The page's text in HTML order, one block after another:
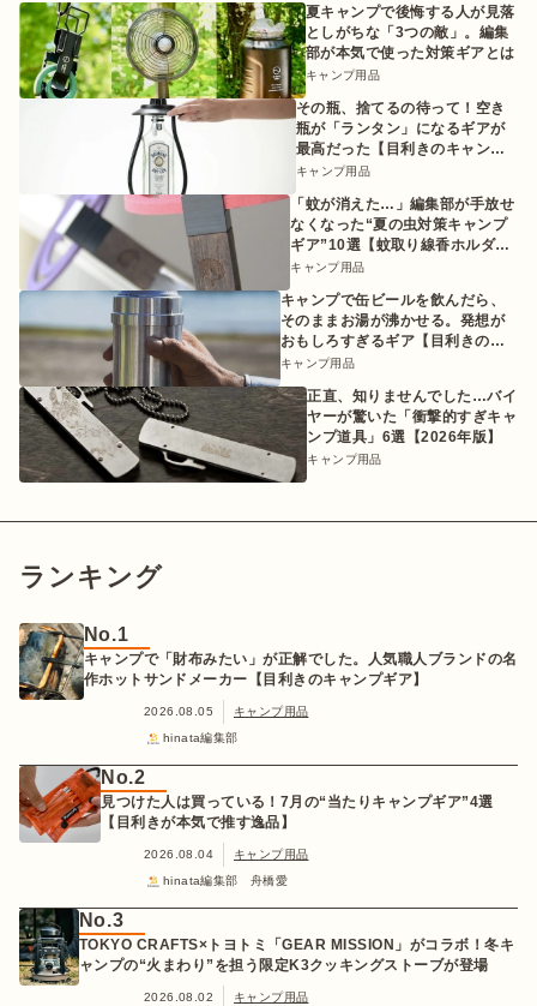
夏キャンプで後悔する人が見落
としがちな「3つの敵」。編集
部が本気で使った対策ギアとは
キャンプ用品
その瓶、捨てるの待って！空き
瓶が「ランタン」になるギアが
最高だった【目利きのキャンプ
ギア】
キャンプ用品
「蚊が消えた…」編集部が手放せ
なくなった“夏の虫対策キャンプ
ギア”10選【蚊取り線香ホルダー
etc.】
キャンプ用品
キャンプで缶ビールを飲んだら、
そのままお湯が沸かせる。発想が
おもしろすぎるギア【目利きのキ
ャンプギア】
キャンプ用品
正直、知りませんでした…バイ
ヤーが驚いた「衝撃的すぎキャ
ンプ道具」6選【2026年版】
キャンプ用品
ランキング
No.1
キャンプで「財布みたい」が正解でした。人気職人ブランドの名
作ホットサンドメーカー【目利きのキャンプギア】
2026.08.05
キャンプ用品
hinata編集部
No.2
見つけた人は買っている！7月の“当たりキャンプギア”4選
【目利きが本気で推す逸品】
2026.08.04
キャンプ用品
hinata編集部 舟橋愛
No.3
TOKYO CRAFTS×トヨトミ「GEAR MISSION」がコラボ！冬キ
ャンプの“火まわり”を担う限定K3クッキングストーブが登場
2026.08.02
キャンプ用品